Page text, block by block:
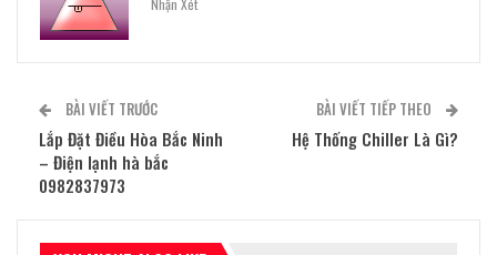
Nhận Xét
BÀI VIẾT TRƯỚC
Lắp Đặt Điều Hòa Bắc Ninh
– Điện lạnh hà bắc
0982837973
BÀI VIẾT TIẾP THEO
Hệ Thống Chiller Là Gì?